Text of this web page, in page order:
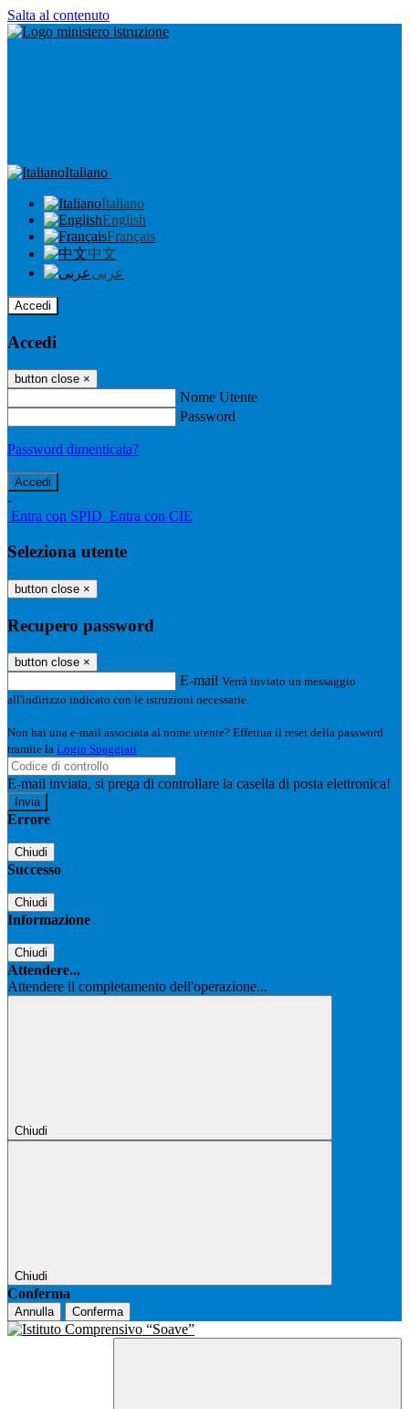
Salta al contenuto
Italiano
Italiano
English
Français
中文
عربى
Accedi
Accedi
button close ×
Nome Utente
Password
Password dimenticata?
-
Entra con SPID Entra con CIE
Seleziona utente
button close ×
Recupero password
button close ×
E-mail Verrà inviato un messaggio
all'indirizzo indicato con le istruzioni necessarie.
Non hai una e-mail associata al nome utente? Effettua il reset della password
tramite la Login Spaggiari
E-mail inviata, si prega di controllare la casella di posta elettronica!
Errore
Chiudi
Successo
Chiudi
Informazione
Chiudi
Attendere...
Attendere il completamento dell'operazione...
Chiudi
Chiudi
Conferma
Annulla Conferma